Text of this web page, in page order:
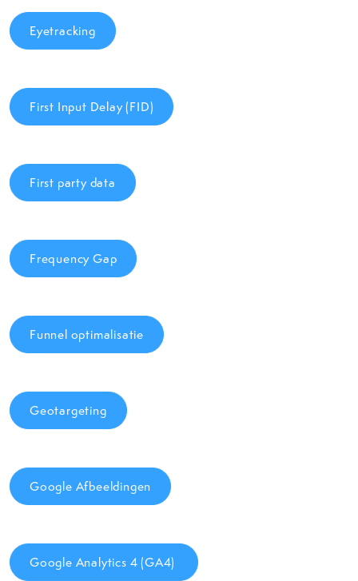
Eyetracking
First Input Delay (FID)
First party data
Frequency Gap
Funnel optimalisatie
Geotargeting
Google Afbeeldingen
Google Analytics 4 (GA4)